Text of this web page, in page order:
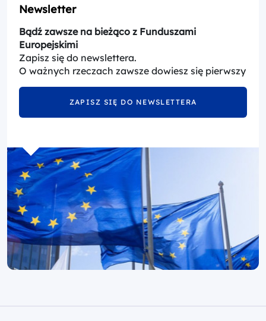
Newsletter
Bądź zawsze na bieżąco z Funduszami
Europejskimi
Zapisz się do newslettera.
O ważnych rzeczach zawsze dowiesz się pierwszy
ZAPISZ SIĘ DO NEWSLETTERA